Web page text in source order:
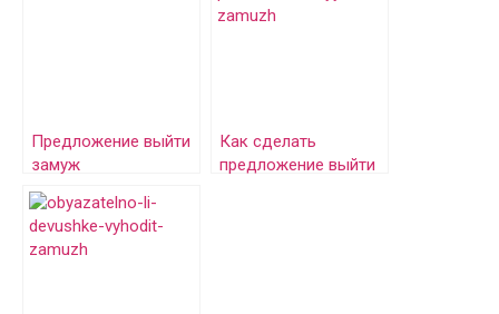
Предложение выйти
замуж
Как сделать
предложение выйти